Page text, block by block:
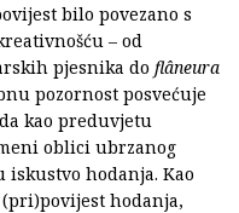
bilo povezano s
– od
pjesnika do flâneura
pozornost posvećuje
kao preduvjetu
oblici ubrzanog
hodanja. Kao
hodanja,